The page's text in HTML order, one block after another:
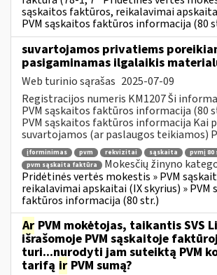
sąskaitos faktūros, reikalavimai
PVM sąskaitos faktūros informacija (80
suvartojamos privatiems
pasigaminamas ilgalaikis
Web turinio sąrašas 2025-07-09
Registracijos numeris KM1207 Ši
PVM sąskaitos faktūros informacija (80
PVM sąskaitos faktūros informacija Kai
suvartojamos (ar paslaugos teikiamos)
įforminimas pvm rekvizitai sąskaita
pvmį 80
pvm sąskaita faktūra
Mokesčių žinyno
Pridėtinės vertės mokestis » PVM
reikalavimai apskaitai (IX skyrius) » PVM
faktūros informacija (80 str.)
Ar PVM mokėtojas, taikantis SVS
išrašomoje PVM sąskaitoje
turi...nurodyti jam suteiktą PVM
tarifą ir PVM sumą?